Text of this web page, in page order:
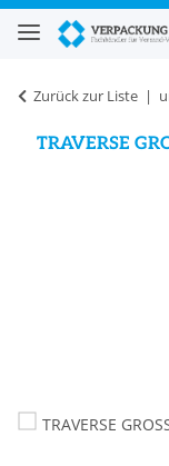
Zurück zur Liste
TRAVERSE